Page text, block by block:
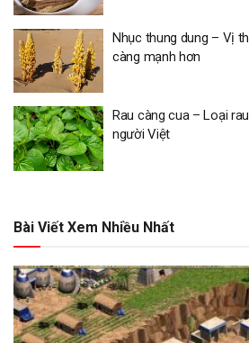
Nhục thung dung – Vị
càng mạnh hơn
Rau càng cua – Loại
người Việt
Bài Viết Xem Nhiều Nhất